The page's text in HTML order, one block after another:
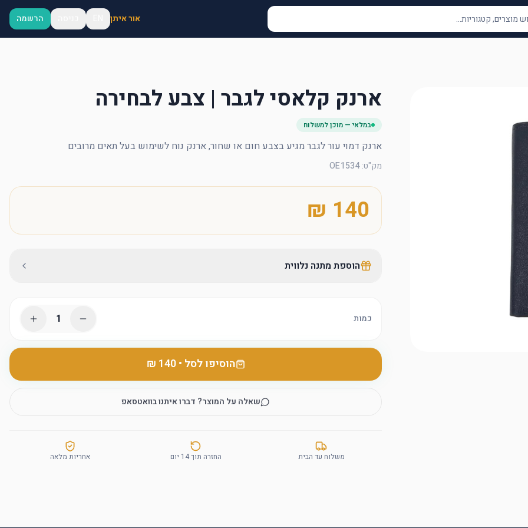
אור איתן הרשמה
ארנק קלאסי לגבר | צבע לבחירה
במלאי — מוכן למשלוח
ארנק דמוי עור לגבר מגיע בצבע חום או שחור, ארנק נוח לשימוש בעל תאים מרובים
מק"ט:
OE1534
הוספת מתנה נלווית
כמות 1
הוסיפו לסל •
‏140 ₪
שאלה על המוצר? דברו איתנו בוואטסאפ
משלוח עד הבית החזרה תוך 14 יום אחריות מלאה